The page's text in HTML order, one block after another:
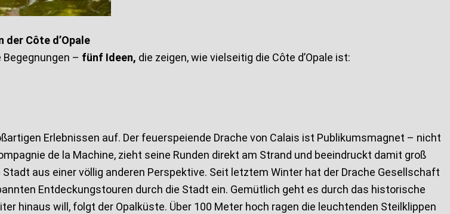
der Côte d’Opale
– fünf Ideen, die zeigen, wie vielseitig die Côte d’Opale ist:
Erlebnissen auf. Der feuerspeiende Drache von Calais ist Publikumsmagnet – nicht
de la Machine, zieht seine Runden direkt am Strand und beeindruckt damit groß
aus einer völlig anderen Perspektive. Seit letztem Winter hat der Drache Gesellschaft
Entdeckungstouren durch die Stadt ein. Gemütlich geht es durch das historische
hinaus will, folgt der Opalküste. Über 100 Meter hoch ragen die leuchtenden Steilklippen